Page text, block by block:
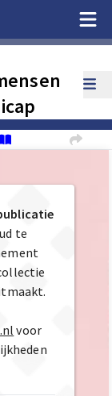
te
voor